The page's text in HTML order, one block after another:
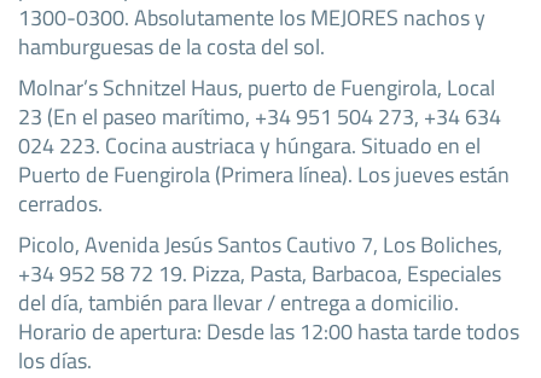
1300-0300. Absolutamente los MEJORES nachos y
hamburguesas de la costa del sol.
Molnar’s Schnitzel Haus, puerto de Fuengirola, Local
23 (En el paseo marítimo, +34 951 504 273, +34 634
024 223. Cocina austriaca y húngara. Situado en el
Puerto de Fuengirola (Primera línea). Los jueves están
cerrados.
Picolo, Avenida Jesús Santos Cautivo 7, Los Boliches,
+34 952 58 72 19. Pizza, Pasta, Barbacoa, Especiales
del día, también para llevar / entrega a domicilio.
Horario de apertura: Desde las 12:00 hasta tarde todos
los días.